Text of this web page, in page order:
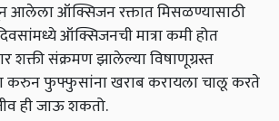
आलेला ऑक्सिजन रक्तात मिसळण्यासाठी
ऑक्सिजनची मात्रा कमी होत
शक्ती संक्रमण झालेल्या विषाणूग्रस्त
फुफ्फुसांना खराब करायला चालू करते
ही जाऊ शकतो.